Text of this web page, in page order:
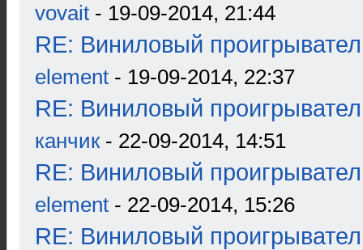
vovait - 19-09-2014, 21:44
RE: Виниловый
element - 19-09-2014, 22:37
RE: Виниловый
канчик- 22-09-2014, 14:51
RE: Виниловый
element - 22-09-2014, 15:26
RE: Виниловый